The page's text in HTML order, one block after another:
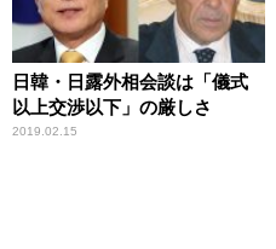
日韓・日露外相会談は「儀式
以上交渉以下」の厳しさ
2019.02.15